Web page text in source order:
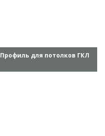
Профиль для потолков ГКЛ